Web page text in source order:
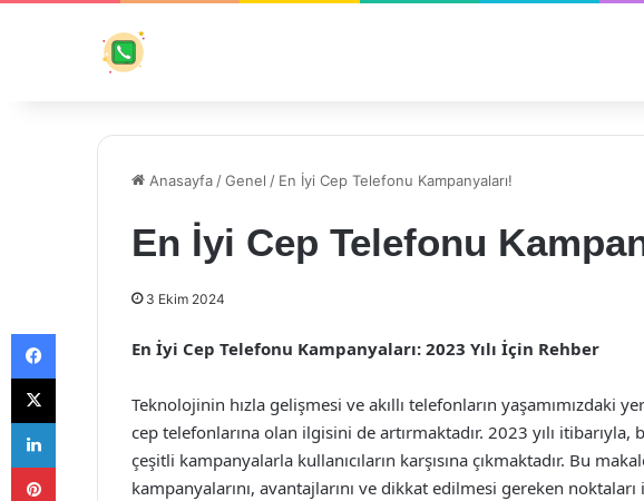
Anasayfa /Genel / En İyi Cep Telefonu Kampanyaları!
En İyi Cep Telefonu
3 Ekim 2024
En İyi Cep Telefonu Kampanyaları: 2023 Yılı İçin Rehber
Teknolojinin hızla gelişmesi ve akıllı telefonların yaşamımızdaki
cep telefonlarına olan ilgisini de artırmaktadır. 2023 yılı
çeşitli kampanyalarla kullanıcıların karşısına çıkmaktadır. Bu
kampanyalarını, avantajlarını ve dikkat edilmesi gereken noktaları
Facebook
X
LinkedIn
Pinterest